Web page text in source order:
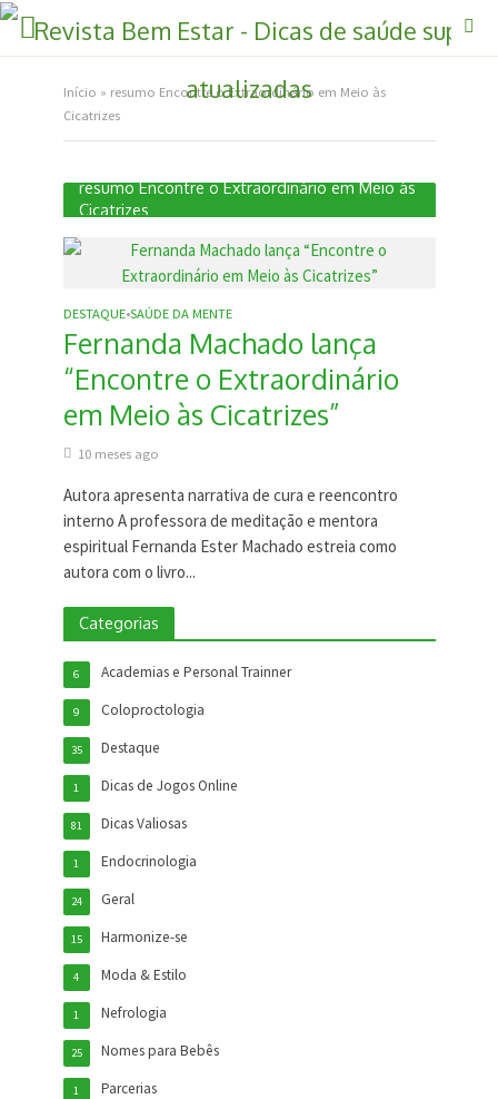
Início » resumo Encontre o Extraordinário em Meio às
Cicatrizes
resumo Encontre o Extraordinário em Meio às
Cicatrizes
DESTAQUE•SAÚDE DA MENTE
Fernanda Machado lança
“Encontre o Extraordinário
em Meio às Cicatrizes”
10 meses ago
Autora apresenta narrativa de cura e reencontro
interno A professora de meditação e mentora
espiritual Fernanda Ester Machado estreia como
autora com o livro...
Categorias
Academias e Personal Trainner
6
Coloproctologia
9
Destaque
35
Dicas de Jogos Online
1
Dicas Valiosas
81
Endocrinologia
1
Geral
24
Harmonize-se
15
Moda & Estilo
4
Nefrologia
1
Nomes para Bebês
25
Parcerias
1